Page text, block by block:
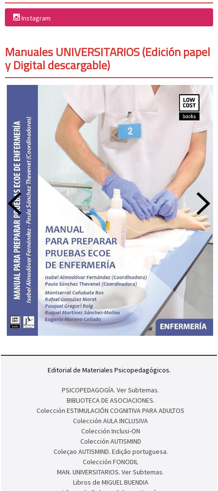
Instagram
Manuales UNIVERSITARIOS (Edición papel
y Digital descargable)
Editorial de Materiales Psicopedagógicos.
PSICOPEDAGOGÍA. Ver Subtemas.
BIBLIOTECA DE ASOCIACIONES.
Colección ESTIMULACIÓN COGNITIVA PARA ADULTOS
Colección AULA INCLUSIVA
Colección Inclusi-ON
Colección AUTISMIND